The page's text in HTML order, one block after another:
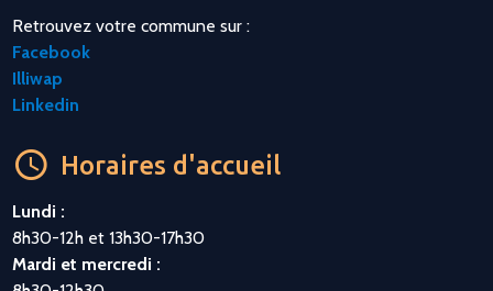
Retrouvez votre commune sur :
Facebook
Illiwap
Linkedin
Horaires d'accueil
Lundi :
8h30-12h et 13h30-17h30
Mardi et mercredi :